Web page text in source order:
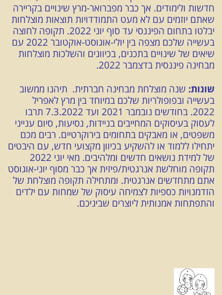
חדשות ולימודים. אך כבר מפברואר-מרץ שינויים בקריירה
שאתם יוזמים עם לא מעט התמודדויות תוצאות מוצלחות
יבלטו בתחום הפיננסי עד סוף יוני 2022. תקופה לחוצה
בעשייה שלכם מצפה בין יולי-אוגוסט-אוקטובר 2022 עם
שיאים של שינויים בתכנים, בכיוונים והשלכות מוצלחות
מבחינה פיננסית בדצמבר 2022.
שונות: שנה מוצלחת מבחינה חברתית. תיהנו ממשוב
בעשייה ובפופולריות שלכם במיוחד בין מרץ לאפריל
2022. בחודשים נובמבר 2021 ועד 7.3.2022 תרבו
לעסוק בעיסוקים המחייבים בניידות, נסיעות, סיום ענייני
משפטים, או מאבקים בתחומים בירוקרטיים. רבים מכם
יתחילו ללמוד או להשקיע בכיוון מקצועי חדש, עם היבטים
של למידת נושאים חדשים ומלהיבים. מאי יוני 2022
תקופה מוחלשת אנרגטית/פיזית אך כבר מסוף יוני-אוגוסט
אתם מתחדשים אנרגטית. ומתחילה תקופה מוצלחת של
הזדמנויות כספיות לצמיחה עיסוק של שמחות עם ילדים
והתפתחות אמנותית ליוצרים שביניכם.